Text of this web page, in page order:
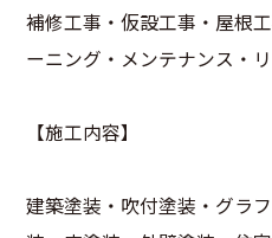
補修工事・仮設工事・屋根
ーニング・メンテナンス・
【施工内容】
建築塗装・吹付塗装・グラ